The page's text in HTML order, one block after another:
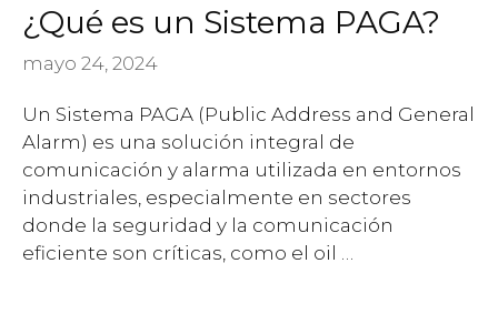
¿Qué es un Sistema PAGA?
mayo 24, 2024
Un Sistema PAGA (Public Address and General
Alarm) es una solución integral de
comunicación y alarma utilizada en entornos
industriales, especialmente en sectores
donde la seguridad y la comunicación
eficiente son críticas, como el oil …